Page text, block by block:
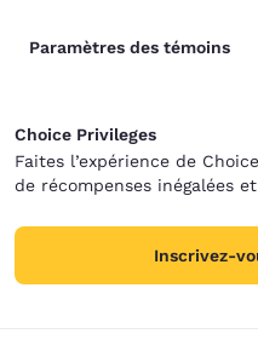
Paramètres des témoins
Choice Privileges
Faites l’expérience de
de récompenses inégalées
Inscrivez-